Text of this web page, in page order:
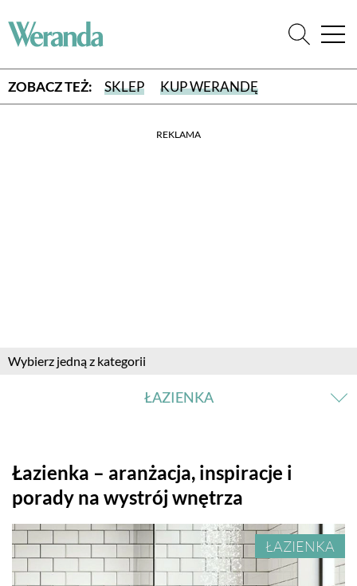
ZOBACZ TEŻ: SKLEP KUP WERANDĘ
REKLAMA
Wybierz jedną z kategorii
ŁAZIENKA
KUCHNIA
JADALNIA
Łazienka – aranżacja, inspiracje i
porady na wystrój wnętrza
ŁAZIENKA